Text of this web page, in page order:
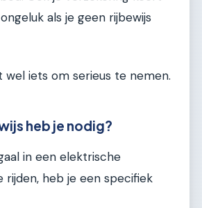
als je geen rijbewijs
wel iets om serieus te nemen.
heb je nodig?
in een elektrische
heb je een specifiek